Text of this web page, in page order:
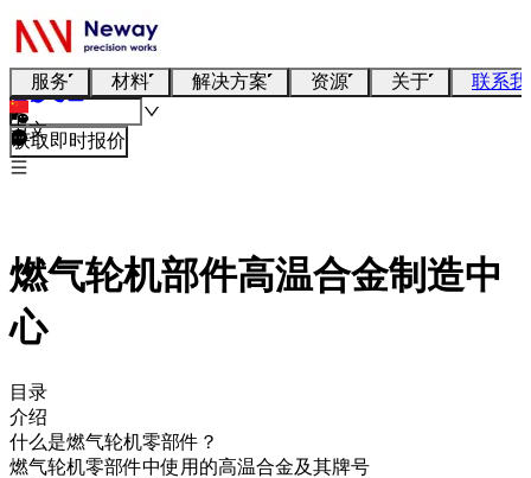
服务 材料 解决方案 资源 关于 联系
中文
获取即时报价
燃气轮机部件高温合金制造中
心
目录
介绍
什么是燃气轮机零部件？
燃气轮机零部件中使用的高温合金及其牌号